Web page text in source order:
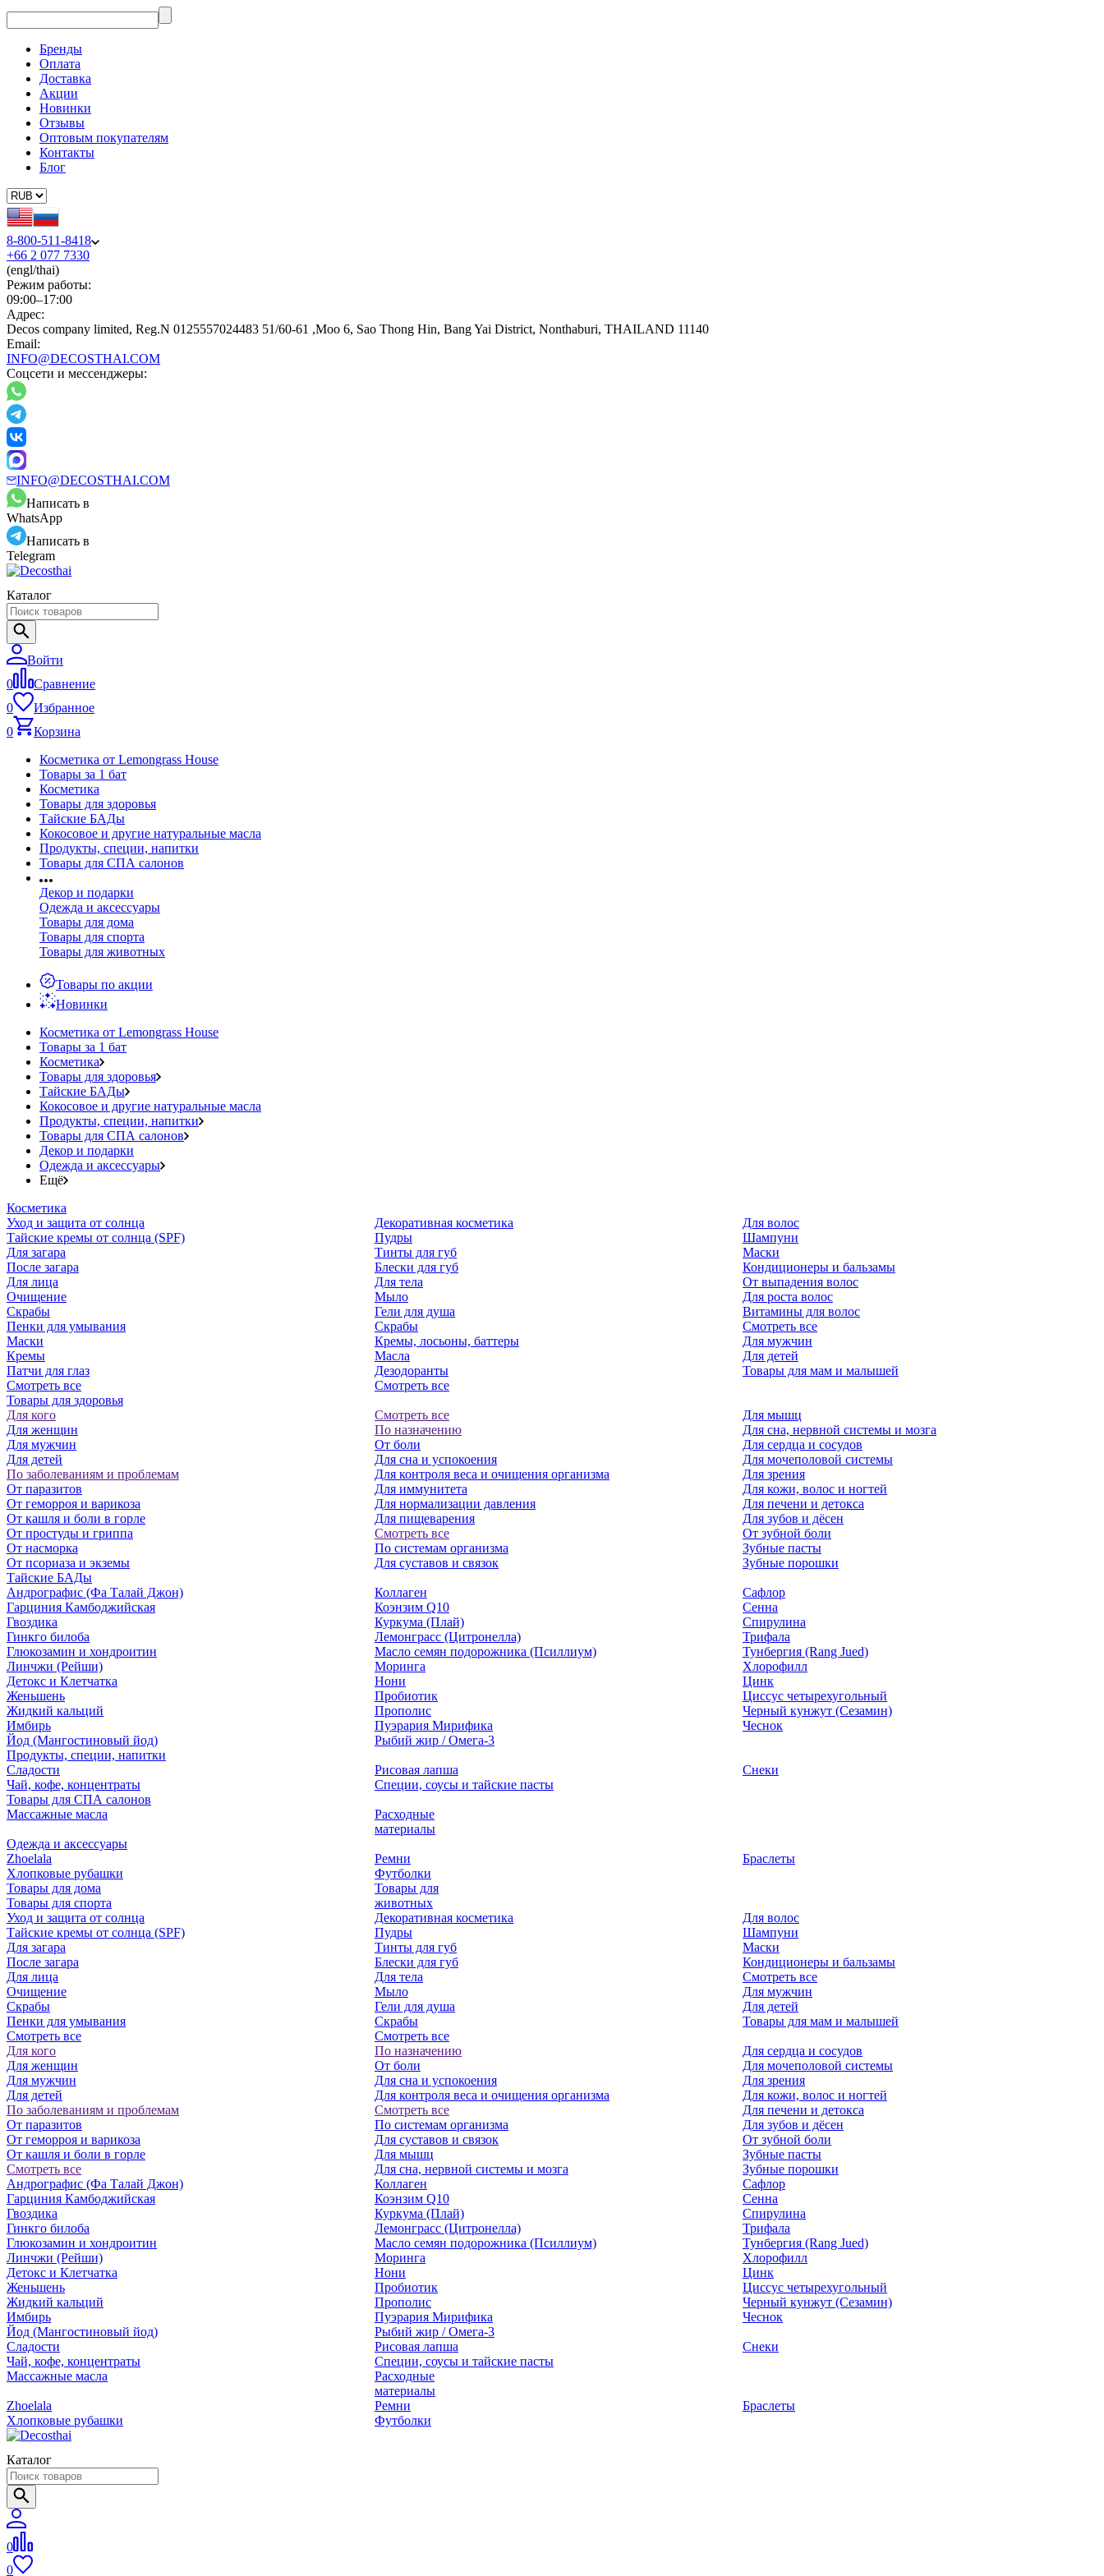
Бренды
Оплата
Доставка
Акции
Новинки
Отзывы
Оптовым покупателям
Контакты
Блог
8-800-511-8418
+66 2 077 7330
(engl/thai)
Режим работы:
09:00–17:00
Адрес:
Decos company limited, Reg.N 0125557024483 51/60-61 ,Moo 6, Sao Thong Hin, Bang Yai District, Nonthaburi, THAILAND 11140
Email:
INFO@DECOSTHAI.COM
Соцсети и мессенджеры:
INFO@DECOSTHAI.COM
Написать в
WhatsApp
Написать в
Telegram
Каталог
Войти
0
Сравнение
0
Избранное
0
Корзина
Косметика от Lemongrass House
Товары за 1 бат
Косметика
Товары для здоровья
Тайские БАДы
Кокосовое и другие натуральные масла
Продукты, специи, напитки
Товары для СПА салонов
Декор и подарки
Одежда и аксессуары
Товары для дома
Товары для спорта
Товары для животных
Товары по акции
Новинки
Косметика от Lemongrass House
Товары за 1 бат
Косметика
Товары для здоровья
Тайские БАДы
Кокосовое и другие натуральные масла
Продукты, специи, напитки
Товары для СПА салонов
Декор и подарки
Одежда и аксессуары
Ещё
Косметика
Уход и защита от солнца
Тайские кремы от солнца (SPF)
Для загара
После загара
Для лица
Очищение
Скрабы
Пенки для умывания
Маски
Кремы
Патчи для глаз
Смотреть все
Декоративная косметика
Пудры
Тинты для губ
Блески для губ
Для тела
Мыло
Гели для душа
Скрабы
Кремы, лосьоны, баттеры
Масла
Дезодоранты
Смотреть все
Для волос
Шампуни
Маски
Кондиционеры и бальзамы
От выпадения волос
Для роста волос
Витамины для волос
Смотреть все
Для мужчин
Для детей
Товары для мам и малышей
Товары для здоровья
Для кого
Для женщин
Для мужчин
Для детей
По заболеваниям и проблемам
От паразитов
Oт геморроя и варикоза
От кашля и боли в горле
От простуды и гриппа
От насморка
Oт псориаза и экземы
Смотреть все
По назначению
От боли
Для сна и успокоения
Для контроля веса и очищения организма
Для иммунитета
Для нормализации давления
Для пищеварения
Смотреть все
По системам организма
Для суставов и связок
Для мышц
Для сна, нервной системы и мозга
Для сердца и сосудов
Для мочеполовой системы
Для зрения
Для кожи, волос и ногтей
Для печени и детокса
Для зубов и дёсен
От зубной боли
Зубные пасты
Зубные порошки
Тайские БАДы
Андрографис (Фа Талай Джон)
Гарциния Камбоджийская
Гвоздика
Гинкго билоба
Глюкозамин и хондроитин
Линчжи (Рейши)
Детокс и Клетчатка
Женьшень
Жидкий кальций
Имбирь
Йод (Мангостиновый йод)
Коллаген
Коэнзим Q10
Куркума (Плай)
Лемонграсс (Цитронелла)
Масло семян подорожника (Псиллиум)
Моринга
Нони
Пробиотик
Прополис
Пуэрария Мирифика
Рыбий жир / Омега-3
Сафлор
Сенна
Спирулина
Трифала
Тунбергия (Rang Jued)
Хлорофилл
Цинк
Циссус четырехугольный
Черный кунжут (Сезамин)
Чеснок
Продукты, специи, напитки
Сладости
Чай, кофе, концентраты
Рисовая лапша
Специи, соусы и тайские пасты
Снеки
Товары для СПА салонов
Массажные масла
Расходные
материалы
Одежда и аксессуары
Zhoelala
Хлопковые рубашки
Ремни
Футболки
Браслеты
Товары для дома
Товары для спорта
Товары для
животных
Уход и защита от солнца
Тайские кремы от солнца (SPF)
Для загара
После загара
Для лица
Очищение
Скрабы
Пенки для умывания
Смотреть все
Декоративная косметика
Пудры
Тинты для губ
Блески для губ
Для тела
Мыло
Гели для душа
Скрабы
Смотреть все
Для волос
Шампуни
Маски
Кондиционеры и бальзамы
Смотреть все
Для мужчин
Для детей
Товары для мам и малышей
Для кого
Для женщин
Для мужчин
Для детей
По заболеваниям и проблемам
От паразитов
Oт геморроя и варикоза
От кашля и боли в горле
Смотреть все
По назначению
От боли
Для сна и успокоения
Для контроля веса и очищения организма
Смотреть все
По системам организма
Для суставов и связок
Для мышц
Для сна, нервной системы и мозга
Для сердца и сосудов
Для мочеполовой системы
Для зрения
Для кожи, волос и ногтей
Для печени и детокса
Для зубов и дёсен
От зубной боли
Зубные пасты
Зубные порошки
Андрографис (Фа Талай Джон)
Гарциния Камбоджийская
Гвоздика
Гинкго билоба
Глюкозамин и хондроитин
Линчжи (Рейши)
Детокс и Клетчатка
Женьшень
Жидкий кальций
Имбирь
Йод (Мангостиновый йод)
Коллаген
Коэнзим Q10
Куркума (Плай)
Лемонграсс (Цитронелла)
Масло семян подорожника (Псиллиум)
Моринга
Нони
Пробиотик
Прополис
Пуэрария Мирифика
Рыбий жир / Омега-3
Сафлор
Сенна
Спирулина
Трифала
Тунбергия (Rang Jued)
Хлорофилл
Цинк
Циссус четырехугольный
Черный кунжут (Сезамин)
Чеснок
Сладости
Чай, кофе, концентраты
Рисовая лапша
Специи, соусы и тайские пасты
Снеки
Массажные масла
Расходные
материалы
Zhoelala
Хлопковые рубашки
Ремни
Футболки
Браслеты
Каталог
0
0